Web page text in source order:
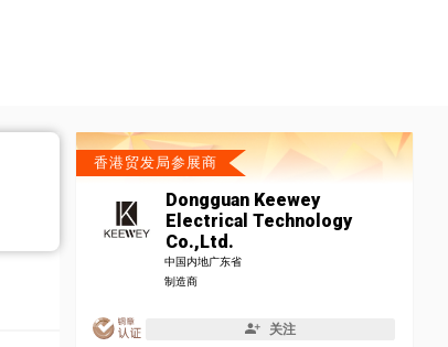
香港贸发局参展商
Dongguan Keewey
Electrical Technology
Co.,Ltd.
中国内地广东省
制造商
关注